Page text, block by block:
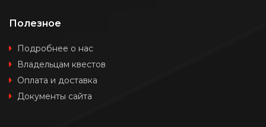
Полезное
Подробнее о нас
Владельцам квестов
Оплата и доставка
Документы сайта